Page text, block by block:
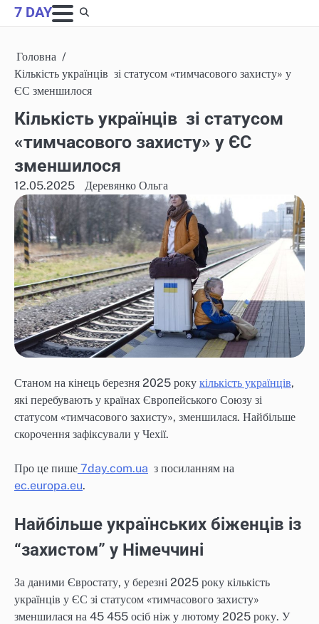
Skip
to
7 DAY
Головна
Кількість українців зі статусом «тимчасового захисту» у
ЄС зменшилося
Кількість українців зі статусом
«тимчасового захисту» у ЄС
зменшилося
12.05.2025 Деревянко Ольга
Станом на кінець березня 2025 року кількість українців,
які перебувають у країнах Європейського Союзу зі
статусом «тимчасового захисту», зменшилася. Найбільше
скорочення зафіксували у Чехії.
Про це пише 7day.com.ua з посиланням на
ec.europa.eu.
Найбільше українських біженців із
“захистом” у Німеччині
За даними Євростату, у березні 2025 року кількість
українців у ЄС зі статусом «тимчасового захисту»
зменшилася на 45 455 осіб ніж у лютому 2025 року. У